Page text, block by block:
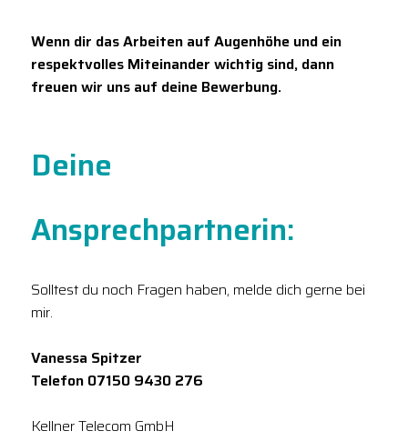
Wenn dir das Arbeiten auf Augenhöhe und ein
respektvolles Miteinander wichtig sind, dann
freuen wir uns auf deine Bewerbung.
Deine
Ansprechpartnerin:
Solltest du noch Fragen haben, melde dich gerne bei
mir.
Vanessa Spitzer
Telefon 07150 9430 276
Kellner Telecom GmbH